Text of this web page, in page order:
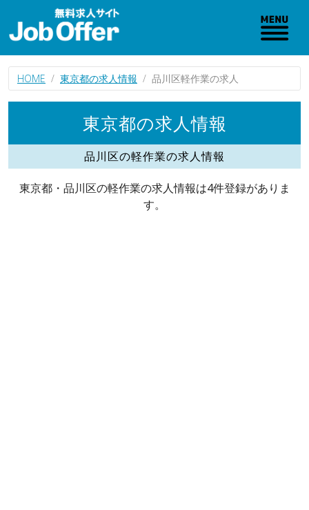
HOME 東京都の求人情報 品川区軽作業の求人
東京都の求人情報
品川区の軽作業の求人情報
東京都・品川区の軽作業の求人情報は4件登録がありま
す。